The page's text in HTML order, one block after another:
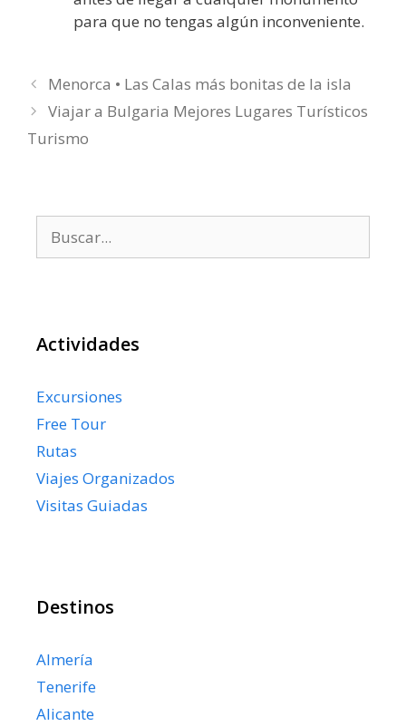
para que no tengas algún inconveniente.
Menorca • Las Calas más bonitas de la isla
Viajar a Bulgaria Mejores Lugares Turísticos
Turismo
Actividades
Excursiones
Free Tour
Rutas
Viajes Organizados
Visitas Guiadas
Destinos
Almería
Tenerife
Alicante